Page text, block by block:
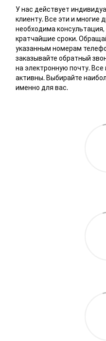
У нас действует
клиенту. Все эти и многие
необходима
кратчайшие сроки.
указанным номерам
заказывайте обратный
на электронную почту.
активны. Выбирайте
именно для вас.